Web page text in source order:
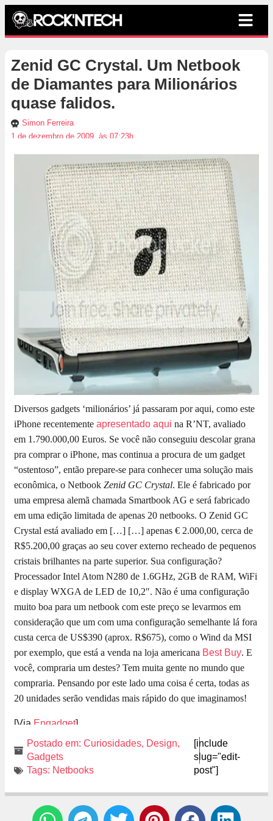
Zenid GC Crystal. Um Netbook
de Diamantes para Milionários
quase falidos.
Simon Ferreira
1 de dezembro de 2009, às 07:23h
Diversos gadgets ‘milionários’ já passaram por aqui, como este
iPhone recentemente apresentado aqui na R’NT, avaliado
em 1.790.000,00 Euros. Se você não conseguiu descolar grana
pra comprar o iPhone, mas continua a procura de um gadget
“ostentoso”, então prepare-se para conhecer uma solução mais
econômica, o Netbook Zenid GC Crystal. Ele é fabricado por
uma empresa alemã chamada Smartbook AG e será fabricado
em uma edição limitada de apenas 20 netbooks. O Zenid GC
Crystal está avaliado em […] […] apenas € 2.000,00, cerca de
R$5.200,00 graças ao seu cover externo recheado de pequenos
cristais brilhantes na parte superior. Sua configuração?
Processador Intel Atom N280 de 1.6GHz, 2GB de RAM, WiFi
e display WXGA de LED de 10,2″. Não é uma configuração
muito boa para um netbook com este preço se levarmos em
consideração que um com uma configuração semelhante lá fora
custa cerca de US$390 (aprox. R$675), como o Wind da MSI
por exemplo, que está a venda na loja americana Best Buy. E
você, compraria um destes? Tem muita gente no mundo que
compraria. Pensando por este lado uma coisa é certa, todas as
20 unidades serão vendidas mais rápido do que imaginamos!
[Via Engadget]
Postado em: Curiosidades, Design,
Gadgets
Tags: Netbooks
[include
slug="edit-
post"]